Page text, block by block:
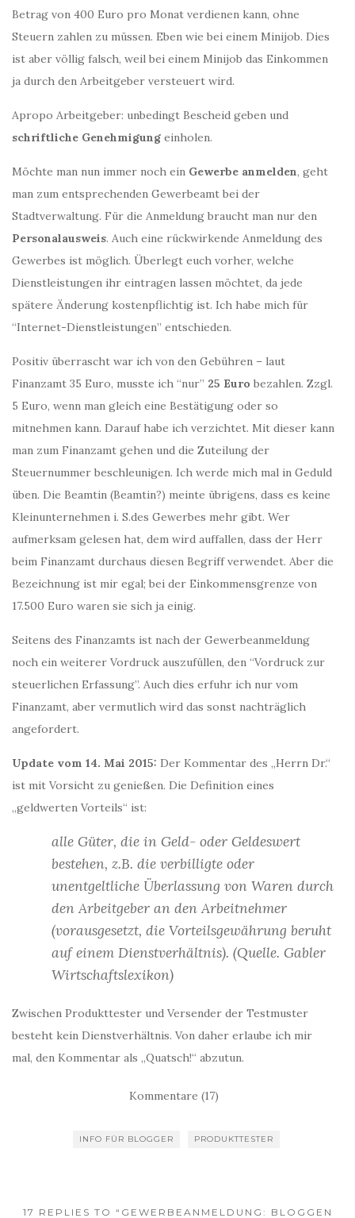
Betrag von 400 Euro pro Monat verdienen kann, ohne
Steuern zahlen zu müssen. Eben wie bei einem Minijob. Dies
ist aber völlig falsch, weil bei einem Minijob das Einkommen
ja durch den Arbeitgeber versteuert wird.
Apropo Arbeitgeber: unbedingt Bescheid geben und
schriftliche Genehmigung einholen.
Möchte man nun immer noch ein Gewerbe anmelden, geht
man zum entsprechenden Gewerbeamt bei der
Stadtverwaltung. Für die Anmeldung braucht man nur den
Personalausweis. Auch eine rückwirkende Anmeldung des
Gewerbes ist möglich. Überlegt euch vorher, welche
Dienstleistungen ihr eintragen lassen möchtet, da jede
spätere Änderung kostenpflichtig ist. Ich habe mich für
“Internet-Dienstleistungen” entschieden.
Positiv überrascht war ich von den Gebühren – laut
Finanzamt 35 Euro, musste ich “nur” 25 Euro bezahlen. Zzgl.
5 Euro, wenn man gleich eine Bestätigung oder so
mitnehmen kann. Darauf habe ich verzichtet. Mit dieser kann
man zum Finanzamt gehen und die Zuteilung der
Steuernummer beschleunigen. Ich werde mich mal in Geduld
üben. Die Beamtin (Beamtin?) meinte übrigens, dass es keine
Kleinunternehmen i. S.des Gewerbes mehr gibt. Wer
aufmerksam gelesen hat, dem wird auffallen, dass der Herr
beim Finanzamt durchaus diesen Begriff verwendet. Aber die
Bezeichnung ist mir egal; bei der Einkommensgrenze von
17.500 Euro waren sie sich ja einig.
Seitens des Finanzamts ist nach der Gewerbeanmeldung
noch ein weiterer Vordruck auszufüllen, den “Vordruck zur
steuerlichen Erfassung”. Auch dies erfuhr ich nur vom
Finanzamt, aber vermutlich wird das sonst nachträglich
angefordert.
Update vom 14. Mai 2015: Der Kommentar des „Herrn Dr.“
ist mit Vorsicht zu genießen. Die Definition eines
„geldwerten Vorteils“ ist:
alle Güter, die in Geld- oder Geldeswert
bestehen, z.B. die verbilligte oder
unentgeltliche Überlassung von Waren durch
den Arbeitgeber an den Arbeitnehmer
(vorausgesetzt, die Vorteilsgewährung beruht
auf einem Dienstverhältnis). (Quelle. Gabler
Wirtschaftslexikon)
Zwischen Produkttester und Versender der Testmuster
besteht kein Dienstverhältnis. Von daher erlaube ich mir
mal, den Kommentar als „Quatsch!“ abzutun.
Kommentare (17)
INFO FÜR BLOGGER PRODUKTTESTER
17 REPLIES TO “GEWERBEANMELDUNG: BLOGGEN